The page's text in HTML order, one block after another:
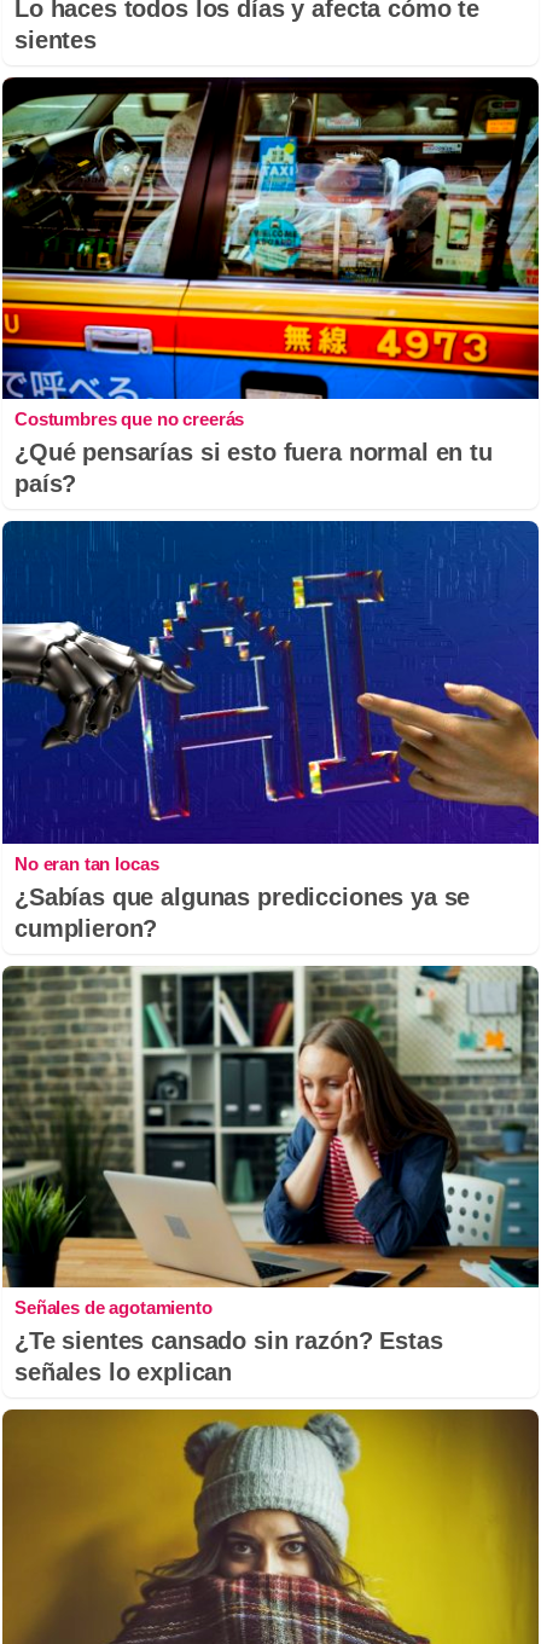
Lo haces todos los días y afecta cómo te
sientes
Costumbres que no creerás
¿Qué pensarías si esto fuera normal en tu
país?
No eran tan locas
¿Sabías que algunas predicciones ya se
cumplieron?
Señales de agotamiento
¿Te sientes cansado sin razón? Estas
señales lo explican